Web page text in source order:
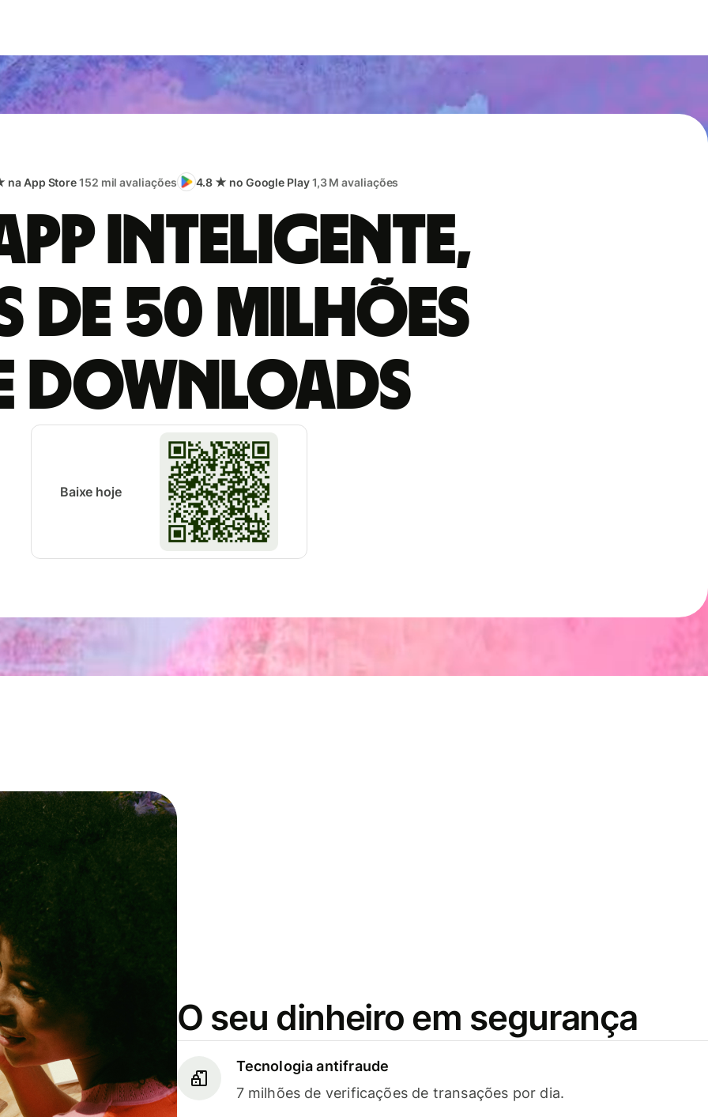
na App Store152 mil avaliações 4.8 ★ no Google Play1,3 M avaliações
inteligente,
de 50 milhões
downloads
Baixe hoje
O seu dinheiro em segurança
Tecnologia antifraude
7 milhões de verificações de transações por dia.